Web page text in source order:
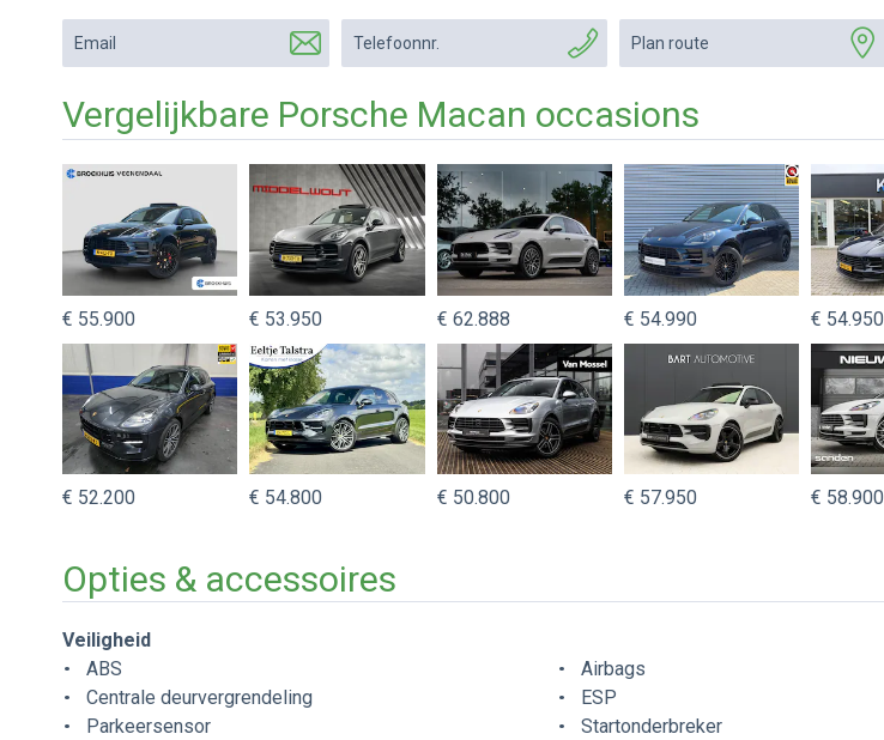
Email Telefoonnr. Plan route
Vergelijkbare Porsche Macan occasions
€ 55.900 € 53.950 € 62.888 € 54.990 € 54.950
€ 52.200 € 54.800 € 50.800 € 57.950 € 58.900
Opties & accessoires
Veiligheid
ABS
Airbags
Centrale deurvergrendeling
ESP
Parkeersensor
Startonderbreker